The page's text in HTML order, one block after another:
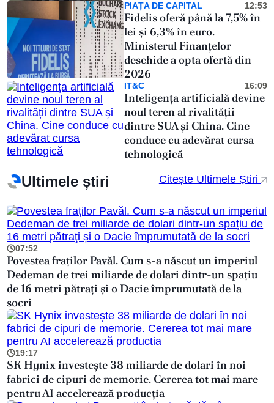
PIAȚA DE CAPITAL 12:53
Fidelis oferă până la 7,5% în
lei și 6,3% în euro.
Ministerul Finanțelor
deschide a opta ofertă din
2026
IT&C 16:09
Inteligența artificială devine
noul teren al rivalității
dintre SUA și China. Cine
conduce cu adevărat cursa
tehnologică
Ultimele știri Citește Ultimele Știri
07:52
Povestea fraților Pavăl. Cum s-a născut un imperiul
Dedeman de trei miliarde de dolari dintr-un spațiu
de 16 metri pătraţi și o Dacie împrumutată de la
socri
19:17
SK Hynix investește 38 miliarde de dolari în noi
fabrici de cipuri de memorie. Cererea tot mai mare
pentru AI accelerează producția